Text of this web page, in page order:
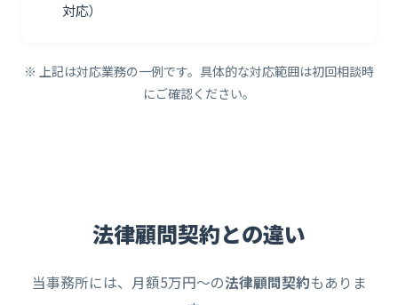
対応）
※ 上記は対応業務の一例です。具体的な対応範囲は初回相談時
にご確認ください。
法律顧問契約との違い
当事務所には、月額5万円〜の法律顧問契約もありま